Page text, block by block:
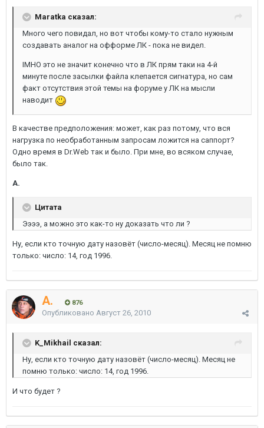
Maratka сказал:
Много чего повидал, но вот чтобы кому-то стало нужным
создавать аналог на офформе ЛК - пока не видел.
IMHO это не значит конечно что в ЛК прям таки на 4-й
минуте после засылки файла клепается сигнатура, но сам
факт отсутствия этой темы на форуме у ЛК на мысли
наводит
В качестве предположения: может, как раз потому, что вся
нагрузка по необработанным запросам ложится на саппорт?
Одно время в Dr.Web так и было. При мне, во всяком случае,
было так.
A.
Цитата
Ээээ, а можно это как-то ну доказать что ли ?
Ну, если кто точную дату назовёт (число-месяц). Месяц не помню
только: число: 14, год 1996.
A. 876
Опубликовано Август 26, 2010
K_Mikhail сказал:
Ну, если кто точную дату назовёт (число-месяц). Месяц не
помню только: число: 14, год 1996.
И что будет ?